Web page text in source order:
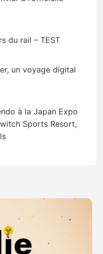
du rail – TEST
un voyage digital
à la Japan Expo
Sports Resort,